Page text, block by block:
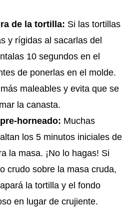
de la tortilla: Si las tortillas
y rígidas al sacarlas del
10 segundos en el
de ponerlas en el molde.
maleables y evita que se
la canasta.
horneado: Muchas
los 5 minutos iniciales de
la masa. ¡No lo hagas! Si
crudo sobre la masa cruda,
la tortilla y el fondo
en lugar de crujiente.